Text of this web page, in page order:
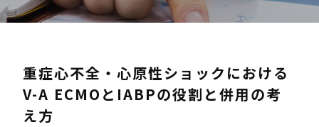
重症心不全・心原性ショックにおける
V-A ECMOとIABPの役割と併用の考
え方